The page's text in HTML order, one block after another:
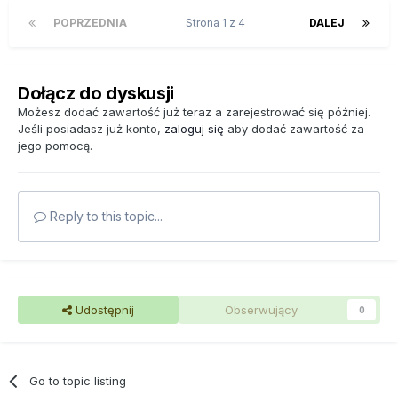
POPRZEDNIA DALEJ
Strona 1 z 4
Dołącz do dyskusji
Możesz dodać zawartość już teraz a zarejestrować się później.
Jeśli posiadasz już konto, zaloguj się aby dodać zawartość za
jego pomocą.
Reply to this topic...
Udostępnij Obserwujący 0
Go to topic listing